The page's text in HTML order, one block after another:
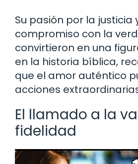
Su pasión por la justicia
compromiso con la
convirtieron en una
en la historia bíblica,
que el amor auténtico
acciones
El llamado a la
fidelidad